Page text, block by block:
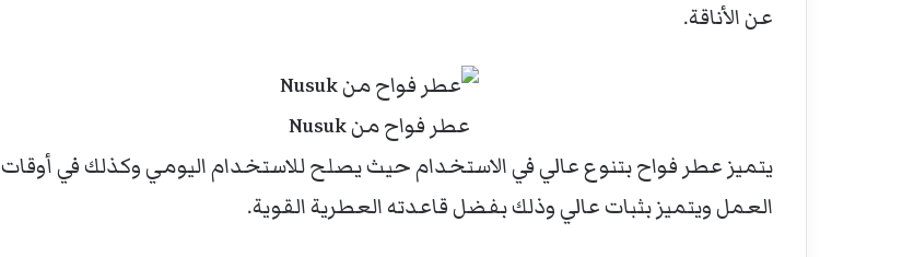
عن الأناقة.
عطر فواح من Nusuk
يتميز عطر فواح بتنوع عالي في الاستخدام حيث يصلح للاستخدام اليومي وكذلك في أوقات
العمل ويتميز بثبات عالي وذلك بفضل قاعدته العطرية القوية.